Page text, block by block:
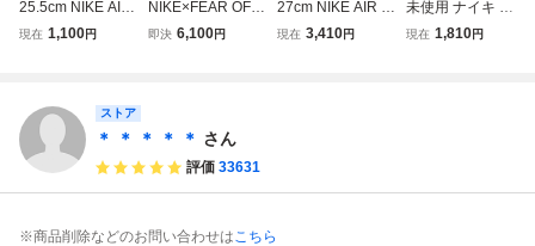
25.5cm NIKE AIR
FEAR OF GOD 1
クH38497 20000
00723495 TYO
現在 1,100円
NIKE×FEAR OF G
OD/ナイキ×フィア
0
即決 6,100円
27cm NIKE AIR / F
EAR OF GOD MO
現在 3,410円
未使用 ナイキ ウ
ィメンズ エア マ
現在 1,810円
ストア
＊ ＊ ＊ ＊ ＊ さん
評価 33631
※商品削除などのお問い合わせはこちら